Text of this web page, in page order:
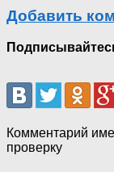
Добавить
Комментарий
проверку